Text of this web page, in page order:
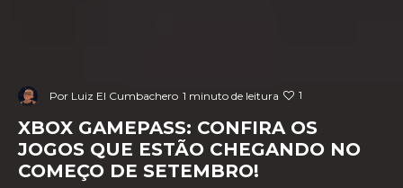
Por Luiz El Cumbachero 1 minuto de leitura 1
XBOX GAMEPASS: CONFIRA OS
JOGOS QUE ESTÃO CHEGANDO NO
COMEÇO DE SETEMBRO!